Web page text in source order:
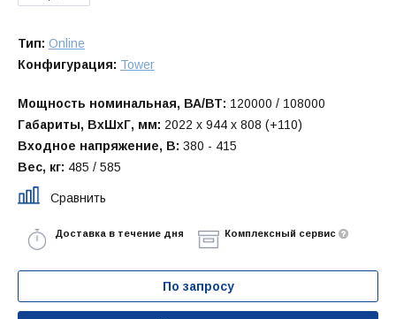
Тип: Online
Конфигурация: Tower
Мощность номинальная, ВА/ВТ: 120000 / 108000
Габариты, ВхШхГ, мм: 2022 x 944 x 808 (+110)
Входное напряжение, В: 380 - 415
Вес, кг: 485 / 585
Сравнить
Доставка в течение дня Комплексный сервис
По запросу